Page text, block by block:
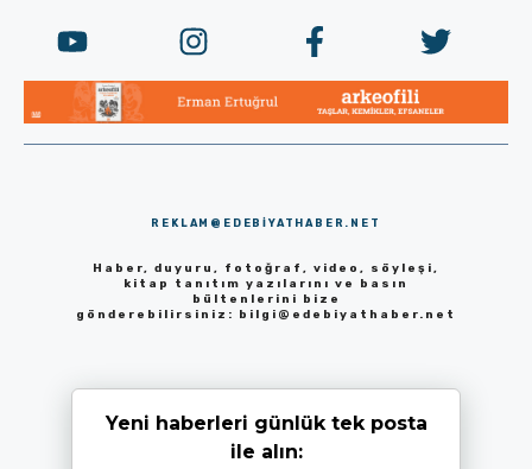
REKLAM@EDEBIYATHABER.NET
Haber, duyuru, fotoğraf, video, söyleşi,
kitap tanıtım yazılarını ve basın
bültenlerini bize
gönderebilirsiniz:
bilgi@edebiyathaber.net
Yeni haberleri günlük tek posta
ile alın: